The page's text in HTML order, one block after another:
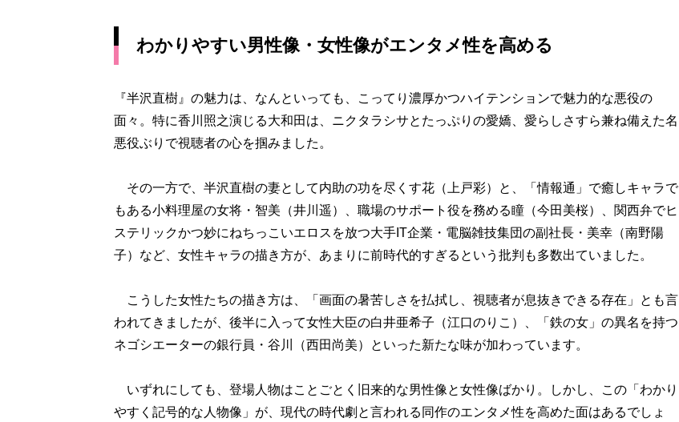
わかりやすい男性像・女性像がエンタメ性を高める
『半沢直樹』の魅力は、なんといっても、こってり濃厚かつハイテンションで魅力的な悪役の
面々。特に香川照之演じる大和田は、ニクタラシサとたっぷりの愛嬌、愛らしさすら兼ね備えた名
悪役ぶりで視聴者の心を掴みました。
その一方で、半沢直樹の妻として内助の功を尽くす花（上戸彩）と、「情報通」で癒しキャラで
もある小料理屋の女将・智美（井川遥）、職場のサポート役を務める瞳（今田美桜）、関西弁でヒ
ステリックかつ妙にねちっこいエロスを放つ大手IT企業・電脳雑技集団の副社長・美幸（南野陽
子）など、女性キャラの描き方が、あまりに前時代的すぎるという批判も多数出ていました。
こうした女性たちの描き方は、「画面の暑苦しさを払拭し、視聴者が息抜きできる存在」とも言
われてきましたが、後半に入って女性大臣の白井亜希子（江口のりこ）、「鉄の女」の異名を持つ
ネゴシエーターの銀行員・谷川（西田尚美）といった新たな味が加わっています。
いずれにしても、登場人物はことごとく旧来的な男性像と女性像ばかり。しかし、この「わかり
やすく記号的な人物像」が、現代の時代劇と言われる同作のエンタメ性を高めた面はあるでしょ